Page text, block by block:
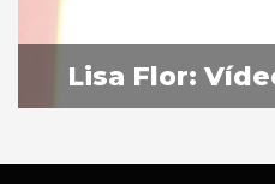
Lisa Flor: